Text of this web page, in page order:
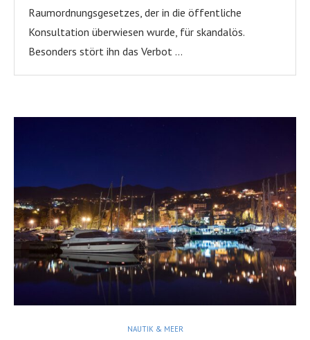
Raumordnungsgesetzes, der in die öffentliche
Konsultation überwiesen wurde, für skandalös.
Besonders stört ihn das Verbot …
NAUTIK & MEER